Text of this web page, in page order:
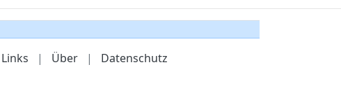
Links | Über | Datenschutz